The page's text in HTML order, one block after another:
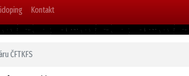
Kontakt
ČFTKFS